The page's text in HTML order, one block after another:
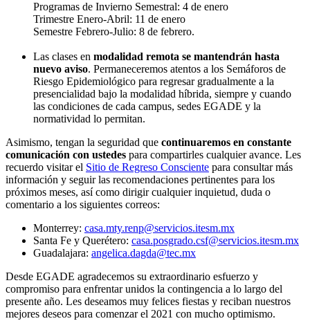
Programas de Invierno Semestral: 4 de enero
Trimestre Enero-Abril: 11 de enero
Semestre Febrero-Julio: 8 de febrero.
Las clases en modalidad remota se mantendrán hasta
nuevo aviso. Permaneceremos atentos a los Semáforos de
Riesgo Epidemiológico para regresar gradualmente a la
presencialidad bajo la modalidad híbrida, siempre y cuando
las condiciones de cada campus, sedes EGADE y la
normatividad lo permitan.
Asimismo, tengan la seguridad que continuaremos en constante
comunicación con ustedes para compartirles cualquier avance. Les
recuerdo visitar el Sitio de Regreso Consciente para consultar más
información y seguir las recomendaciones pertinentes para los
próximos meses, así como dirigir cualquier inquietud, duda o
comentario a los siguientes correos:
Monterrey: casa.mty.renp@servicios.itesm.mx
Santa Fe y Querétero: casa.posgrado.csf@servicios.itesm.mx
Guadalajara: angelica.dagda@tec.mx
Desde EGADE agradecemos su extraordinario esfuerzo y
compromiso para enfrentar unidos la contingencia a lo largo del
presente año. Les deseamos muy felices fiestas y reciban nuestros
mejores deseos para comenzar el 2021 con mucho optimismo.